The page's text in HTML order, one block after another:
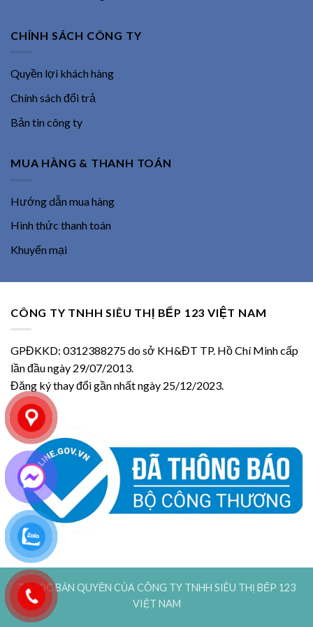
CHÍNH SÁCH CÔNG TY
Quyền lợi khách hàng
Chính sách đổi trả
Bản tin công ty
MUA HÀNG & THANH TOÁN
Hướng dẫn mua hàng
Hình thức thanh toán
Khuyến mại
CÔNG TY TNHH SIÊU THỊ BẾP 123 VIỆT NAM
GPĐKKD: 0312388275 do sở KH&ĐT TP. Hồ Chí Minh cấp
lần đầu ngày 29/07/2013.
Đăng ký thay đổi gần nhất ngày 25/12/2023.
THUỘC BẢN QUYỀN CỦA CÔNG TY TNHH SIÊU THỊ BẾP 123
VIỆT NAM